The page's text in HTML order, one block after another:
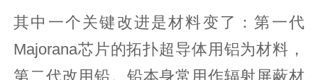
其中一个关键改进是材料变了：第一代
Majorana芯片的拓扑超导体用铝为材料，
第二代改用铅。铅本身常用作辐射屏蔽材